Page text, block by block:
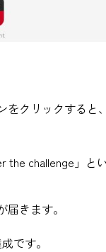
をクリックすると
challenge」と
きます。
です。